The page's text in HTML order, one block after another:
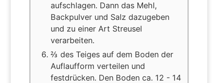
aufschlagen. Dann das Mehl,
Backpulver und Salz dazugeben
und zu einer Art Streusel
verarbeiten.
⅔ des Teiges auf dem Boden der
Auflaufform verteilen und
festdrücken. Den Boden ca. 12 - 14